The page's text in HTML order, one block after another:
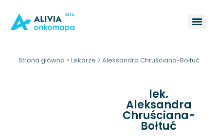
Strona główna > Lekarze > Aleksandra Chruściana-Bołtuć
lek.
Aleksandra
Chruściana-
Bołtuć